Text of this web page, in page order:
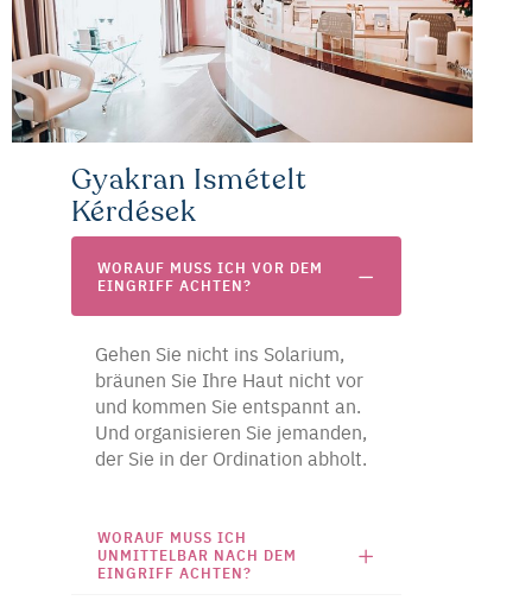
Gyakran Ismételt
Kérdések
WORAUF MUSS ICH VOR DEM
EINGRIFF ACHTEN?
Gehen Sie nicht ins Solarium,
bräunen Sie Ihre Haut nicht vor
und kommen Sie entspannt an.
Und organisieren Sie jemanden,
der Sie in der Ordination abholt.
WORAUF MUSS ICH
UNMITTELBAR NACH DEM
EINGRIFF ACHTEN?